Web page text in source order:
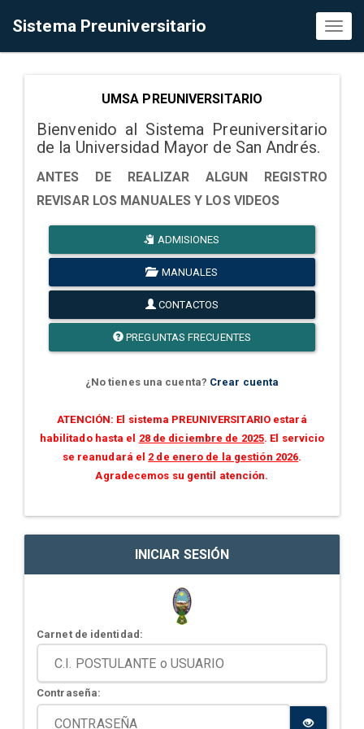
Sistema Preuniversitario
UMSA PREUNIVERSITARIO
Bienvenido al Sistema Preuniversitario
de la Universidad Mayor de San Andrés.
ANTES DE REALIZAR ALGUN REGISTRO
REVISAR LOS MANUALES Y LOS VIDEOS
ADMISIONES
MANUALES
CONTACTOS
PREGUNTAS FRECUENTES
¿No tienes una cuenta? Crear cuenta
ATENCIÓN: El sistema PREUNIVERSITARIO estará
habilitado hasta el 28 de diciembre de 2025. El servicio
se reanudará el 2 de enero de la gestión 2026.
Agradecemos su gentil atención.
INICIAR SESIÓN
Carnet de identidad:
Contraseña: